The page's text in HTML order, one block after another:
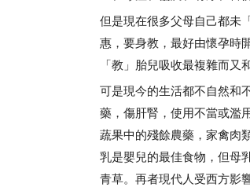
但是現在很多父母自己都未
惠，要身教，最好由懷孕時
「教」胎兒吸收最複雜而又
可是現今的生活都不自然和
藥，傷肝腎，使用不當或濫
蔬果中的殘餘農藥，家禽肉
乳是嬰兒的最佳食物，但母
青草。再者現代人受西方影